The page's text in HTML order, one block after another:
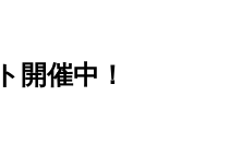
開催中！